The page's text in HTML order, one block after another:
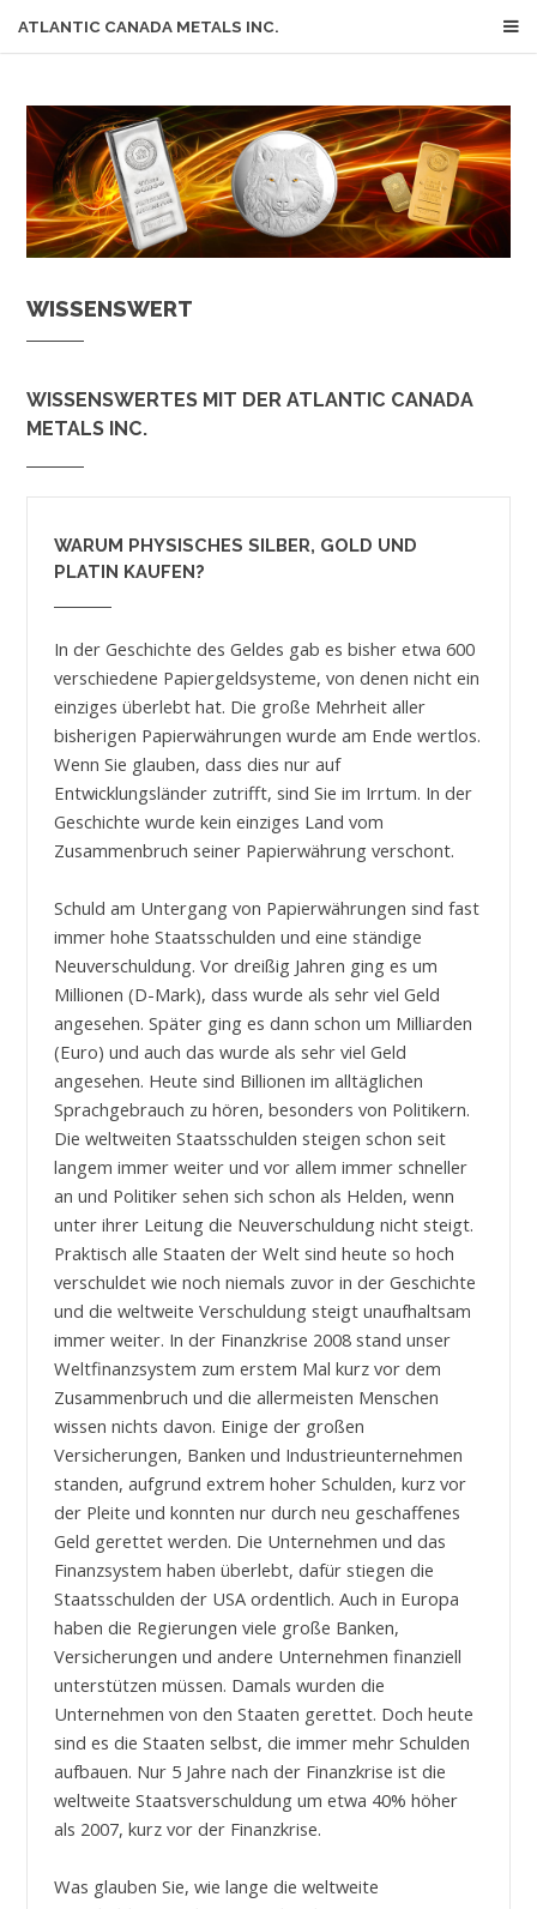
ATLANTIC CANADA METALS INC.
WISSENSWERT
WISSENSWERTES MIT DER ATLANTIC CANADA
METALS INC.
WARUM PHYSISCHES SILBER, GOLD UND
PLATIN KAUFEN?
In der Geschichte des Geldes gab es bisher etwa 600
verschiedene Papiergeldsysteme, von denen nicht ein
einziges überlebt hat. Die große Mehrheit aller
bisherigen Papierwährungen wurde am Ende wertlos.
Wenn Sie glauben, dass dies nur auf
Entwicklungsländer zutrifft, sind Sie im Irrtum. In der
Geschichte wurde kein einziges Land vom
Zusammenbruch seiner Papierwährung verschont.
Schuld am Untergang von Papierwährungen sind fast
immer hohe Staatsschulden und eine ständige
Neuverschuldung. Vor dreißig Jahren ging es um
Millionen (D-Mark), dass wurde als sehr viel Geld
angesehen. Später ging es dann schon um Milliarden
(Euro) und auch das wurde als sehr viel Geld
angesehen. Heute sind Billionen im alltäglichen
Sprachgebrauch zu hören, besonders von Politikern.
Die weltweiten Staatsschulden steigen schon seit
langem immer weiter und vor allem immer schneller
an und Politiker sehen sich schon als Helden, wenn
unter ihrer Leitung die Neuverschuldung nicht steigt.
Praktisch alle Staaten der Welt sind heute so hoch
verschuldet wie noch niemals zuvor in der Geschichte
und die weltweite Verschuldung steigt unaufhaltsam
immer weiter. In der Finanzkrise 2008 stand unser
Weltfinanzsystem zum erstem Mal kurz vor dem
Zusammenbruch und die allermeisten Menschen
wissen nichts davon. Einige der großen
Versicherungen, Banken und Industrieunternehmen
standen, aufgrund extrem hoher Schulden, kurz vor
der Pleite und konnten nur durch neu geschaffenes
Geld gerettet werden. Die Unternehmen und das
Finanzsystem haben überlebt, dafür stiegen die
Staatsschulden der USA ordentlich. Auch in Europa
haben die Regierungen viele große Banken,
Versicherungen und andere Unternehmen finanziell
unterstützen müssen. Damals wurden die
Unternehmen von den Staaten gerettet. Doch heute
sind es die Staaten selbst, die immer mehr Schulden
aufbauen. Nur 5 Jahre nach der Finanzkrise ist die
weltweite Staatsverschuldung um etwa 40% höher
als 2007, kurz vor der Finanzkrise.
Was glauben Sie, wie lange die weltweite